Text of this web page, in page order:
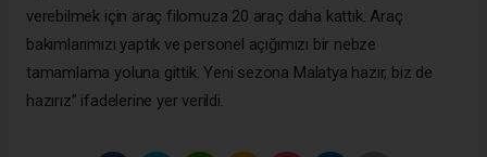
verebilmek için araç filomuza 20 araç daha kattık. Araç
bakımlarımızı yaptık ve personel açığımızı bir nebze
tamamlama yoluna gittik. Yeni sezona Malatya hazır, biz de
hazırız” ifadelerine yer verildi.